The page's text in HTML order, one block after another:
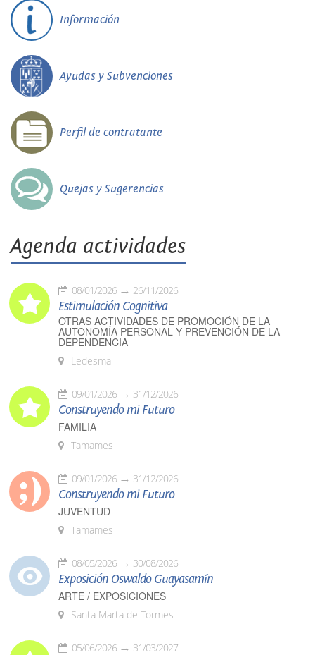
Información
Ayudas y Subvenciones
Perfil de contratante
Quejas y Sugerencias
Agenda actividades
08/01/2026 26/11/2026
Estimulación Cognitiva
OTRAS ACTIVIDADES DE PROMOCIÓN DE LA
AUTONOMÍA PERSONAL Y PREVENCIÓN DE LA
DEPENDENCIA
Ledesma
09/01/2026 31/12/2026
Construyendo mi Futuro
FAMILIA
Tamames
09/01/2026 31/12/2026
Construyendo mi Futuro
JUVENTUD
Tamames
08/05/2026 30/08/2026
Exposición Oswaldo Guayasamín
ARTE / EXPOSICIONES
Santa Marta de Tormes
05/06/2026 31/03/2027